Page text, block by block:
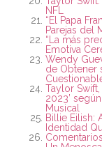
NFL
“El Papa
Parejas del
“La más
Emotiva
Wendy
de Obtener
Taylor
2023’
Musical
Billie Eilish:
Identidad